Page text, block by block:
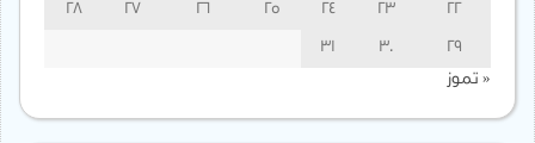
22
23
24
25
26
27
28
29
30
31
« تموز